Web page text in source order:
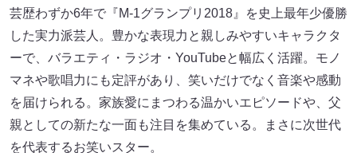
芸歴わずか6年で『M-1グランプリ2018』を史上最年少優勝
した実力派芸人。豊かな表現力と親しみやすいキャラクタ
ーで、バラエティ・ラジオ・YouTubeと幅広く活躍。モノ
マネや歌唱力にも定評があり、笑いだけでなく音楽や感動
を届けられる。家族愛にまつわる温かいエピソードや、父
親としての新たな一面も注目を集めている。まさに次世代
を代表するお笑いスター。